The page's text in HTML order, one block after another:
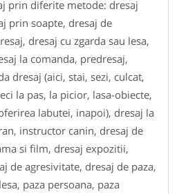
prin diferite metode: dresaj
prin soapte, dresaj de
dresaj cu zgarda sau lesa,
la comanda, predresaj,
dresaj (aici, stai, sezi, culcat,
la pas, la picior, lasa-obiecte,
labutei, inapoi), dresaj la
instructor canin, dresaj de
si film, dresaj expozitii,
de agresivitate, dresaj de paza,
paza persoana, paza